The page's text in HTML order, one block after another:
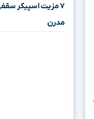
۷ مزیت اسپیکر
مدرن